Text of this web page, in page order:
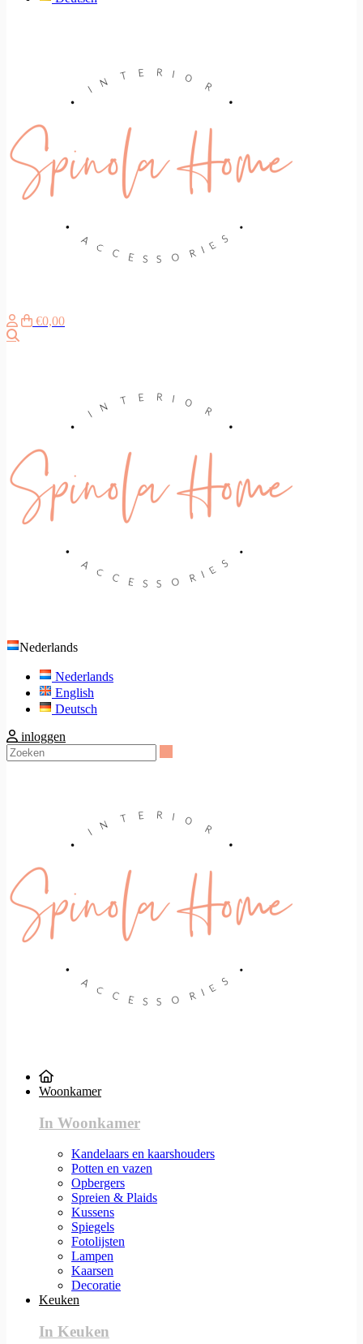
€0,00
Nederlands
Nederlands
English
Deutsch
inloggen
Woonkamer
In Woonkamer
Kandelaars en kaarshouders
Potten en vazen
Opbergers
Spreien & Plaids
Kussens
Spiegels
Fotolijsten
Lampen
Kaarsen
Decoratie
Keuken
In Keuken